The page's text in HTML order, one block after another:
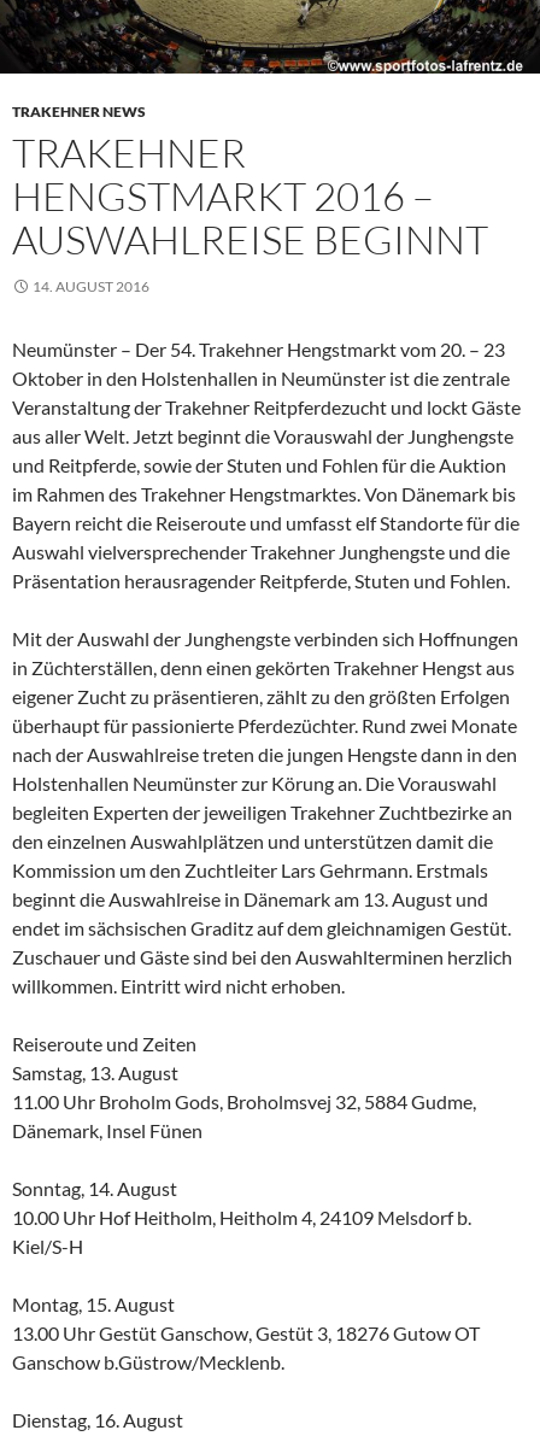
TRAKEHNER NEWS
TRAKEHNER
HENGSTMARKT 2016 –
AUSWAHLREISE BEGINNT
14. AUGUST 2016
Neumünster – Der 54. Trakehner Hengstmarkt vom 20. – 23
Oktober in den Holstenhallen in Neumünster ist die zentrale
Veranstaltung der Trakehner Reitpferdezucht und lockt Gäste
aus aller Welt. Jetzt beginnt die Vorauswahl der Junghengste
und Reitpferde, sowie der Stuten und Fohlen für die Auktion
im Rahmen des Trakehner Hengstmarktes. Von Dänemark bis
Bayern reicht die Reiseroute und umfasst elf Standorte für die
Auswahl vielversprechender Trakehner Junghengste und die
Präsentation herausragender Reitpferde, Stuten und Fohlen.
Mit der Auswahl der Junghengste verbinden sich Hoffnungen
in Züchterställen, denn einen gekörten Trakehner Hengst aus
eigener Zucht zu präsentieren, zählt zu den größten Erfolgen
überhaupt für passionierte Pferdezüchter. Rund zwei Monate
nach der Auswahlreise treten die jungen Hengste dann in den
Holstenhallen Neumünster zur Körung an. Die Vorauswahl
begleiten Experten der jeweiligen Trakehner Zuchtbezirke an
den einzelnen Auswahlplätzen und unterstützen damit die
Kommission um den Zuchtleiter Lars Gehrmann. Erstmals
beginnt die Auswahlreise in Dänemark am 13. August und
endet im sächsischen Graditz auf dem gleichnamigen Gestüt.
Zuschauer und Gäste sind bei den Auswahlterminen herzlich
willkommen. Eintritt wird nicht erhoben.
Reiseroute und Zeiten
Samstag, 13. August
11.00 Uhr Broholm Gods, Broholmsvej 32, 5884 Gudme,
Dänemark, Insel Fünen
Sonntag, 14. August
10.00 Uhr Hof Heitholm, Heitholm 4, 24109 Melsdorf b.
Kiel/S-H
Montag, 15. August
13.00 Uhr Gestüt Ganschow, Gestüt 3, 18276 Gutow OT
Ganschow b.Güstrow/Mecklenb.
Dienstag, 16. August